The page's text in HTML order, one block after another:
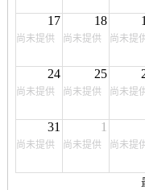
17
尚未提供
18
尚未提供 尚未提
24
尚未提供
25
尚未提供 尚未提
31
尚未提供
1
尚未提供 尚未提